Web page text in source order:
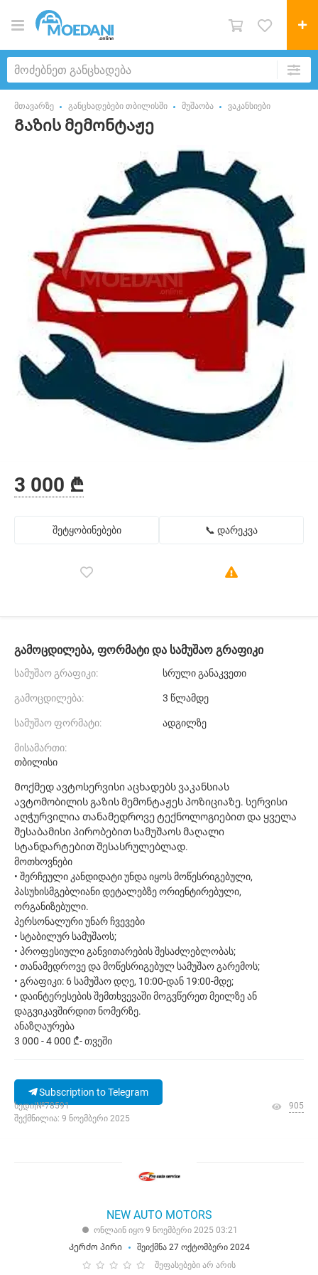
მთავარზე განცხადებები თბილისში მუშაობა ვაკანსიები
Გაზის მემონტაჟე
3 000 ₾
შეტყობინებები 📞 დარეკვა
გამოცდილება, ფორმატი და სამუშაო გრაფიკი
სამუშაო გრაფიკი: სრული განაკვეთი
გამოცდილება: 3 წლამდე
სამუშაო ფორმატი: ადგილზე
მისამართი:
თბილისი
Მოქმედ ავტოსერვისი აცხადებს ვაკანსიას
ავტომობილის გაზის მემონტაჟეს პოზიციაზე. სერვისი
აღჭურვილია თანამედროვე ტექნოლოგიებით და ყველა
შესაბამისი პირობებით სამუშაოს მაღალი
სტანდარტებით შესასრულებლად.
მოთხოვნები
• შერჩეული კანდიდატი უნდა იყოს მოწესრიგებული,
პასუხისმგებლიანი დეტალებზე ორიენტირებული,
ორგანიზებული.
პერსონალური უნარ ჩვევები
• სტაბილურ სამუშაოს;
• პროფესიული განვითარების შესაძლებლობას;
• თანამედროვე და მოწესრიგებულ სამუშაო გარემოს;
• გრაფიკი: 6 სამუშაო დღე, 10:00-დან 19:00-მდე;
• დაინტერესების შემთხვევაში მოგვწერეთ მეილზე ან
დაგვიკავშირდით ნომერზე.
ანაზღაურება
3 000 - 4 000 ₾- თვეში
Subscription to Telegram
ხედი|№78591
შექმნილია: 9 ნოემბერი 2025
905
NEW AUTO MOTORS
ონლაინ იყო 9 ნოემბერი 2025 03:21
Კერძო პირი
შეიქმნა 27 ოქტომბერი 2024
შეფასებები არ არის